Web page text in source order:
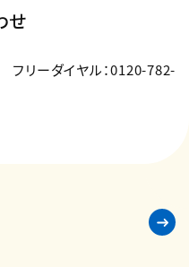
せ
リーダイヤル：0120-782-